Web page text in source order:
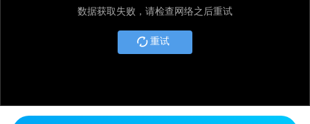
数据获取失败，请检查网络之后重试
重试